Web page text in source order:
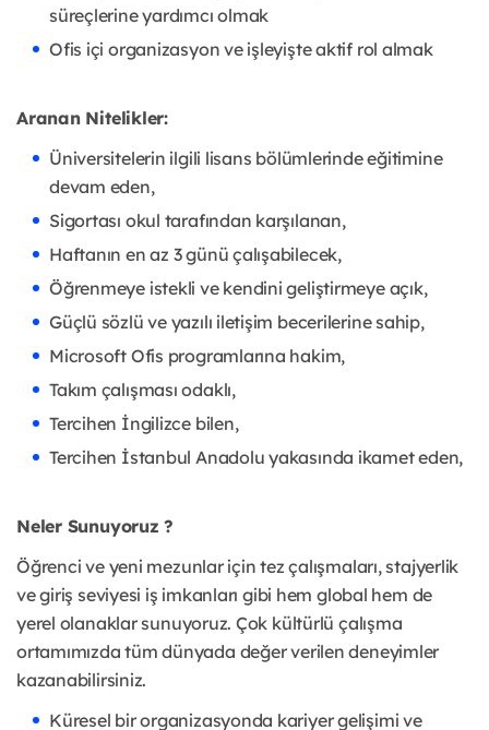
süreçlerine yardımcı olmak
Ofis içi organizasyon ve işleyişte aktif rol almak
Aranan Nitelikler:
Üniversitelerin ilgili lisans bölümlerinde eğitimine
devam eden,
Sigortası okul tarafından karşılanan,
Haftanın en az 3 günü çalışabilecek,
Öğrenmeye istekli ve kendini geliştirmeye açık,
Güçlü sözlü ve yazılı iletişim becerilerine sahip,
Microsoft Ofis programlarına hakim,
Takım çalışması odaklı,
Tercihen İngilizce bilen,
Tercihen İstanbul Anadolu yakasında ikamet eden,
Neler Sunuyoruz ?
Öğrenci ve yeni mezunlar için tez çalışmaları, stajyerlik
ve giriş seviyesi iş imkanları gibi hem global hem de
yerel olanaklar sunuyoruz. Çok kültürlü çalışma
ortamımızda tüm dünyada değer verilen deneyimler
kazanabilirsiniz.
Küresel bir organizasyonda kariyer gelişimi ve